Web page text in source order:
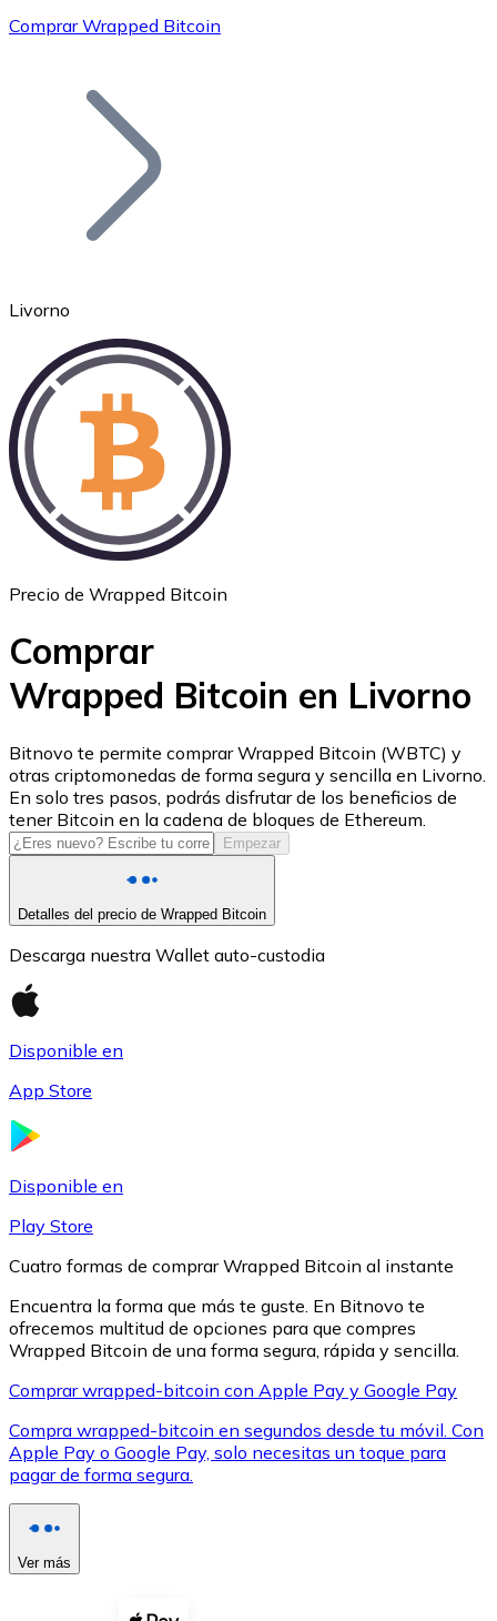
Bitcoin
Ethereum
USD Coin
USDC
XRP
XRP
Efectivo
Comprar Wrapped Bitcoin
Livorno
Precio de Wrapped Bitcoin
Comprar
Wrapped Bitcoin en Livorno
Bitnovo te permite comprar Wrapped Bitcoin (WBTC) y
otras criptomonedas de forma segura y sencilla en Livorno.
En solo tres pasos, podrás disfrutar de los beneficios de
tener Bitcoin en la cadena de bloques de Ethereum.
Empezar
Detalles del precio de Wrapped Bitcoin
Descarga nuestra Wallet auto-custodia
Disponible en
App Store
Disponible en
Play Store
Cuatro formas de comprar Wrapped Bitcoin al instante
Encuentra la forma que más te guste. En Bitnovo te
ofrecemos multitud de opciones para que compres
Wrapped Bitcoin de una forma segura, rápida y sencilla.
Comprar wrapped-bitcoin con Apple Pay y Google Pay
Compra wrapped-bitcoin en segundos desde tu móvil. Con
Apple Pay o Google Pay, solo necesitas un toque para
pagar de forma segura.
Ver más